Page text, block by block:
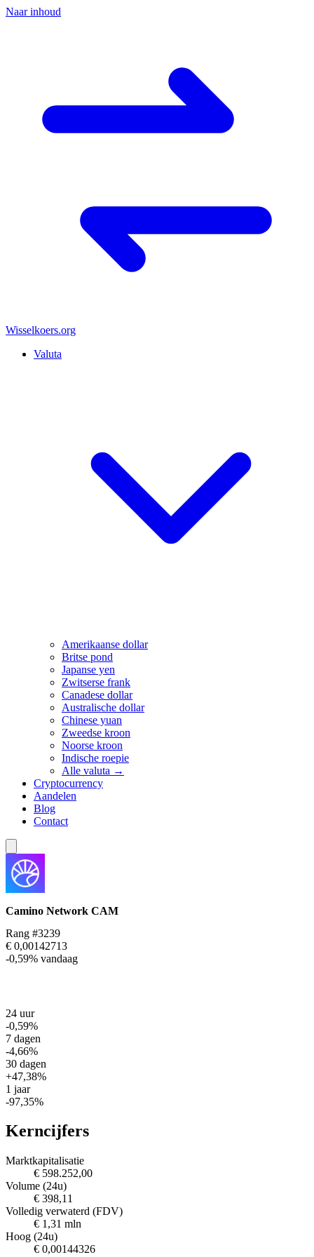
Naar inhoud
Wisselkoers.org
Valuta
Amerikaanse dollar
Britse pond
Japanse yen
Zwitserse frank
Canadese dollar
Australische dollar
Chinese yuan
Zweedse kroon
Noorse kroon
Indische roepie
Alle valuta →
Cryptocurrency
Aandelen
Blog
Contact
Camino Network CAM
Rang #3239
€ 0,00142713
-0,59% vandaag
24 uur
-0,59%
7 dagen
-4,66%
30 dagen
+47,38%
1 jaar
-97,35%
Kerncijfers
Marktkapitalisatie
€ 598.252,00
Volume (24u)
€ 398,11
Volledig verwaterd (FDV)
€ 1,31 mln
Hoog (24u)
€ 0,00144326